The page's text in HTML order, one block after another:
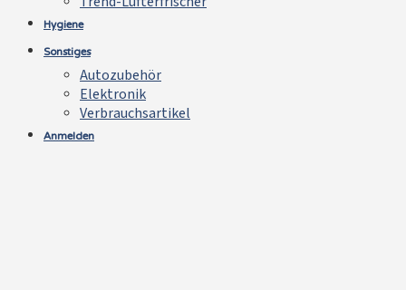
Hygiene
Sonstiges
Autozubehör
Elektronik
Verbrauchsartikel
Anmelden